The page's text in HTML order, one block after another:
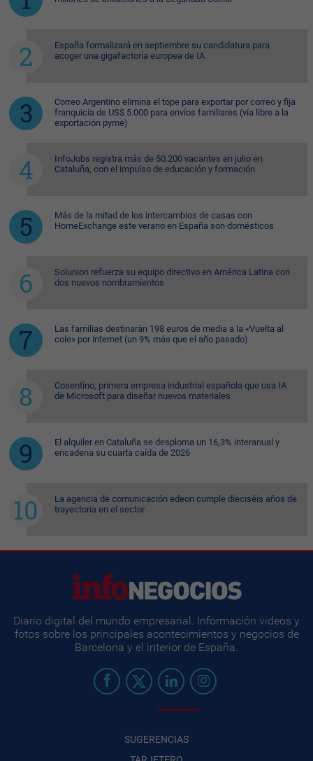
España formalizará en septiembre su candidatura para
acoger una gigafactoría europea de IA
Correo Argentino elimina el tope para exportar por correo y fija
franquicia de US$ 5.000 para envíos familiares (vía libre a la
exportación pyme)
InfoJobs registra más de 50.200 vacantes en julio en
Cataluña, con el impulso de educación y formación
Más de la mitad de los intercambios de casas con
HomeExchange este verano en España son domésticos
Solunion refuerza su equipo directivo en América Latina con
dos nuevos nombramientos
Las familias destinarán 198 euros de media a la «Vuelta al
cole» por internet (un 9% más que el año pasado)
Cosentino, primera empresa industrial española que usa IA
de Microsoft para diseñar nuevos materiales
El alquiler en Cataluña se desploma un 16,3% interanual y
encadena su cuarta caída de 2026
La agencia de comunicación edeon cumple dieciséis años de
trayectoria en el sector
Diario digital del mundo empresarial. Información videos y
fotos sobre los principales acontecimientos y negocios de
Barcelona y el interior de España.
SUGERENCIAS